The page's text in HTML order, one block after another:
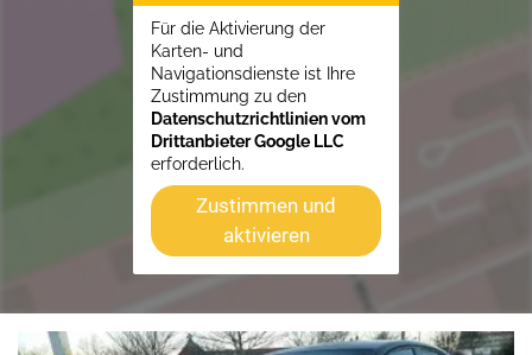
Für die Aktivierung der
Karten- und
Navigationsdienste ist Ihre
Zustimmung zu den
Datenschutzrichtlinien vom
Drittanbieter Google LLC
erforderlich.
Zustimmen und
aktivieren